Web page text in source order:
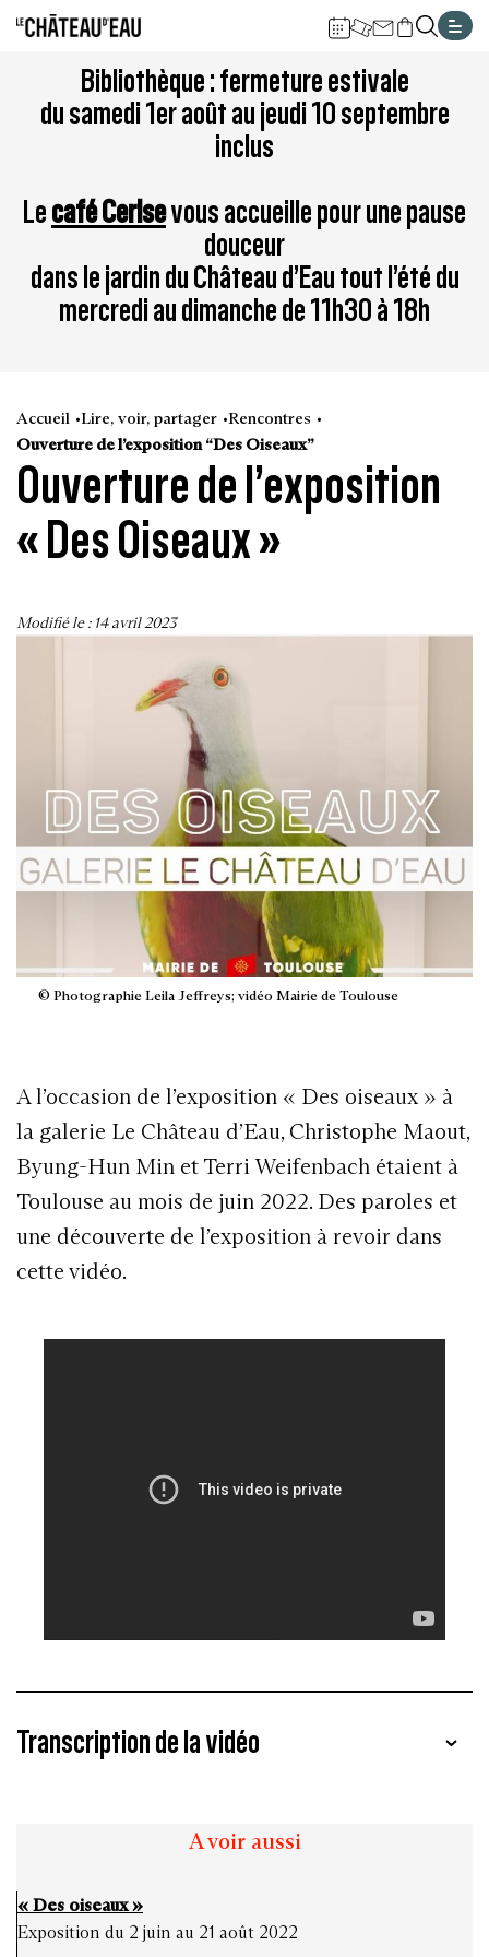
Aller
contenu
Aller
à
la
navigation
à
la
recherche
Aller
au
pied
plan
Bibliothèque : fermeture estivale
du samedi 1er août au jeudi 10 septembre
inclus
Lecafé Cerisevous accueille pour une pause
douceur
dans le jardin du Château d’Eau tout l’été du
mercredi au dimanche de 11h30 à 18h
Accueil Lire, voir, partager Rencontres
Ouverture de l’exposition “Des Oiseaux”
Ouverture de l’exposition
« Des Oiseaux »
Modifié le : 14 avril 2023
© Photographie Leila Jeffreys; vidéo Mairie de Toulouse
A l’occasion de l’exposition « Des oiseaux » à
la galerie Le Château d’Eau, Christophe Maout,
Byung-Hun Min et Terri Weifenbach étaient à
Toulouse au mois de juin 2022. Des paroles et
une découverte de l’exposition à revoir dans
cette vidéo.
Transcription de la vidéo
Du 3 juin au 21 août 2022, en collaboration avec l’atelier
EXB
A voir aussi
« Des oiseaux »
Exposition du 2 juin au 21 août 2022